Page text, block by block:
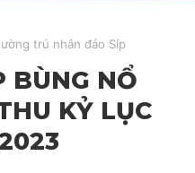
trú nhân đảo Síp
BÙNG NỔ
KỶ LỤC